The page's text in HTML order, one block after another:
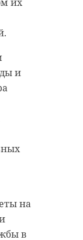
и
на
в
по